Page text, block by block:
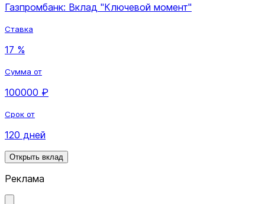
Газпромбанк: Вклад "Ключевой момент"
Ставка
17 %
Сумма от
100000 ₽
Срок от
120 дней
Открыть вклад
Реклама